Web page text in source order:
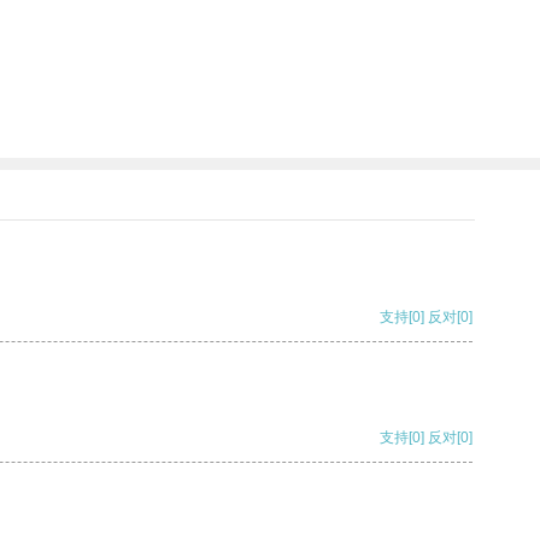
支持[0] 反对[0]
支持[0] 反对[0]